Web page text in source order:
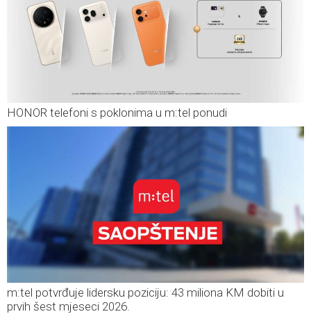
HONOR telefoni s poklonima u m:tel ponudi
m:tel potvrđuje lidersku poziciju: 43 miliona KM dobiti u
prvih šest mjeseci 2026.